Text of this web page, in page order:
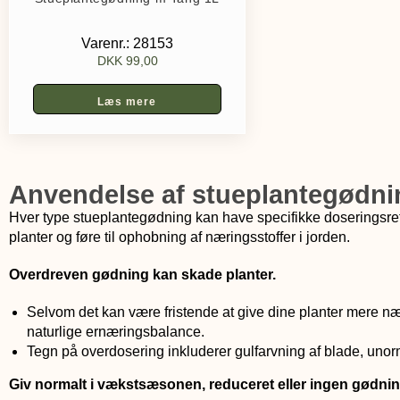
Varenr.: 28153
DKK99,00
Læs mere
Anvendelse af
Hver type stueplantegødning kan have specifikke
planter og føre til ophobning af næringsstoffer i jorden.
Overdreven gødning kan skade planter.
Selvom det kan være fristende at give dine planter mere
naturlige ernæringsbalance.
Tegn på overdosering inkluderer gulfarvning af blade,
Giv normalt i vækstsæsonen, reduceret eller ingen